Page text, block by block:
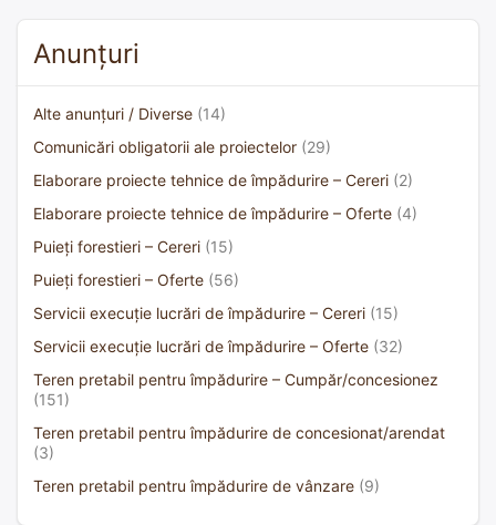
Anunțuri
Alte anunțuri / Diverse (14)
Comunicări obligatorii ale proiectelor (29)
Elaborare proiecte tehnice de împădurire – Cereri (2)
Elaborare proiecte tehnice de împădurire – Oferte (4)
Puieți forestieri – Cereri (15)
Puieți forestieri – Oferte (56)
Servicii execuție lucrări de împădurire – Cereri (15)
Servicii execuție lucrări de împădurire – Oferte (32)
Teren pretabil pentru împădurire – Cumpăr/concesionez
(151)
Teren pretabil pentru împădurire de concesionat/arendat
(3)
Teren pretabil pentru împădurire de vânzare (9)